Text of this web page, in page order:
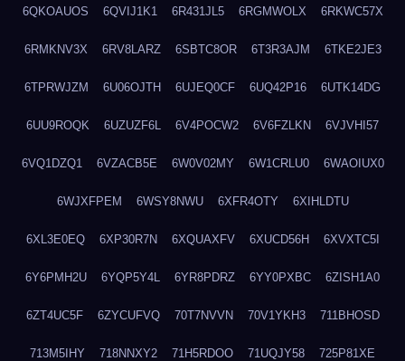
6QKOAUOS 6QVIJ1K1 6R431JL5 6RGMWOLX 6RKWC57X
6RMKNV3X 6RV8LARZ 6SBTC8OR 6T3R3AJM 6TKE2JE3
6TPRWJZM 6U06OJTH 6UJEQ0CF 6UQ42P16 6UTK14DG
6UU9ROQK 6UZUZF6L 6V4POCW2 6V6FZLKN 6VJVHI57
6VQ1DZQ1 6VZACB5E 6W0V02MY 6W1CRLU0 6WAOIUX0
6WJXFPEM 6WSY8NWU 6XFR4OTY 6XIHLDTU
6XL3E0EQ 6XP30R7N 6XQUAXFV 6XUCD56H 6XVXTC5I
6Y6PMH2U 6YQP5Y4L 6YR8PDRZ 6YY0PXBC 6ZISH1A0
6ZT4UC5F 6ZYCUFVQ 70T7NVVN 70V1YKH3 711BHOSD
713M5IHY 718NNXY2 71H5RDOO 71UQJY58 725P81XE